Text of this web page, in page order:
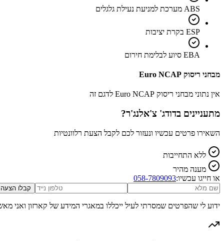
ABS מערכת למניעת נעילת גלגלים
ESP בקרת יציבות
EBA סיוע לבלימת חירום
מבחני ריסוק Euro NCAP
אין נתוני מבחני ריסוק Euro NCAP לדגם זה
מתעניינים בדודג' צ'אלנג'ר?
השאירו פרטים עכשיו ונעזור לכם לקבל הצעת רלוונטיות
ללא התחייבות
מענה מהיר
או חייגו עכשיו:058-7809093
קבלו הצעה
ידוע לי שהפרטים שמסרתי לעיל ייכללו במאגרי המידע של קארזון ואני